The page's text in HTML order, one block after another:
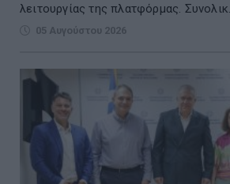
λειτουργίας της πλατφόρμας. Συνολικ...
05 Αυγούστου 2026